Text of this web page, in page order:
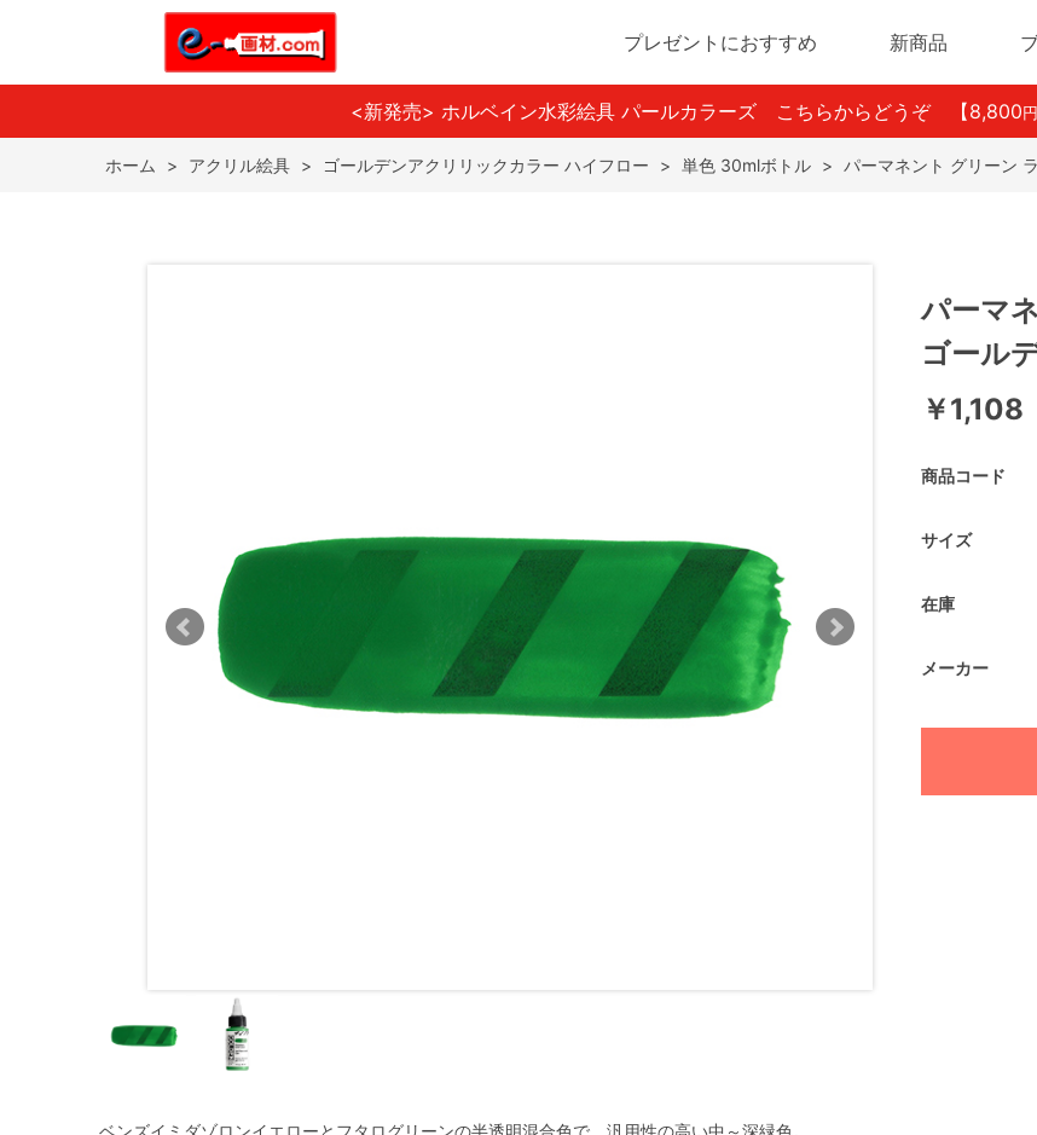
プレゼントにおすすめ 新商品
<新発売> ホルベイン水彩絵具 パールカラーズ こちらからどうぞ 【8,800
ホーム > アクリル絵具 > ゴールデンアクリリックカラー ハイフロー > 単色 30mlボトル > パーマネント グリーン
ベンズイミダゾロンイエローとフタログリーンの半透明混合色で、汎用性の高い中～深緑色。
パーマ
ゴール
￥1,108
商品コード
サイズ
在庫
メーカー